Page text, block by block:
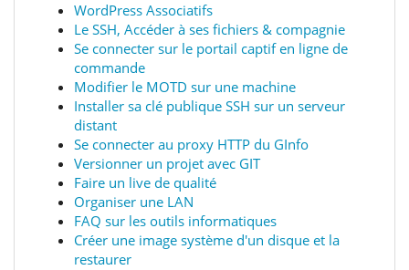
WordPress Associatifs
Le SSH, Accéder à ses fichiers & compagnie
Se connecter sur le portail captif en ligne de
commande
Modifier le MOTD sur une machine
Installer sa clé publique SSH sur un serveur
distant
Se connecter au proxy HTTP du GInfo
Versionner un projet avec GIT
Faire un live de qualité
Organiser une LAN
FAQ sur les outils informatiques
Créer une image système d'un disque et la
restaurer